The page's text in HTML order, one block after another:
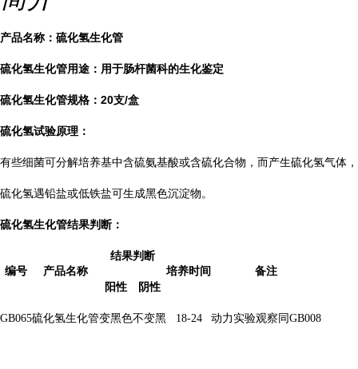
产品名称： 硫化氢生化管
硫化氢生化管用途： 用于肠杆菌科的生化鉴定
硫化氢生化管规格：20支/盒
硫化氢试验原理：
有些细菌可分解培养基中含硫氨基酸或含硫化合物，而产生硫化氢气体，
硫化氢遇铅盐或低铁盐可生成黑色沉淀物。
硫化氢生化管结果判断：
编号 产品名称
结果判断
培养时间
备注
阳性
阴性
GB065硫化氢生化管变黑色不变黑 18-24 动力实验观察同GB008